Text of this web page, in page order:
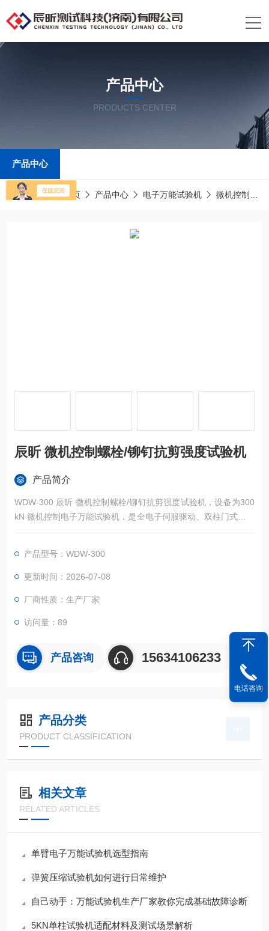
产品中心
PRODUCTS CENTER
产品中心
当前位置：首页 产品中心 电子万能试验机 微机控制电子万能试验机
辰昕 微机控制螺栓/铆钉抗剪强度试验机
产品简介
WDW-300 辰昕 微机控制螺栓/铆钉抗剪强度试验机，设备为300
kN 微机控制电子万能试验机，是全电子伺服驱动、双柱门式高刚
性框架力学检测设备，搭配专用梯形槽多工位抗压压板工装；依
种力学试验，梯形槽压板适配多块小型试样同步抗压测试，广泛
用于金属、非金属材料的抗拉、抗压、抗弯、弹性模量等力学性
产品型号：WDW-300
更新时间：2026-07-08
厂商性质：生产厂家
访问量：89
产品咨询 15634106233
产品分类
PRODUCT CLASSIFICATION
相关文章
RELATED ARTICLES
单臂电子万能试验机选型指南
弹簧压缩试验机如何进行日常维护
自己动手：万能试验机生产厂家教你完成基础故障诊断
5KN单柱试验机适配材料及测试场景解析
电话咨询